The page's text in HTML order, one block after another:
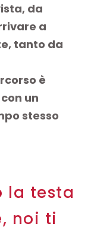
da
a
tanto da
è
un
stesso
la testa
noi ti